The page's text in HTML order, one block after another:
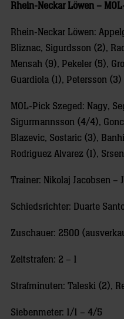
Rhein-Neckar Löwen –
Rhein-Neckar Löwen:
Bliznac, Sigurdsson (2),
Mensah (9), Pekeler (5),
Guardiola (1), Petersson (3)
MOL-Pick Szeged: Nagy,
Sigurmannsson (4/4),
Blazevic, Sostaric (3),
Rodriguez Alvarez (1),
Trainer: Nikolaj Jacobsen –
Schiedsrichter: Duarte
Zuschauer: 2500
Zeitstrafen: 2 – 1
Strafminuten: Taleski (2),
Siebenmeter: 1/1 – 4/5